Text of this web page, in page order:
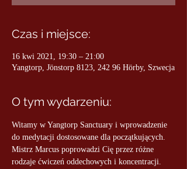
Czas i miejsce:
16 kwi 2021, 19:30 – 21:00
Yangtorp, Jönstorp 8123, 242 96 Hörby, Szwecja
O tym wydarzeniu:
Witamy w Yangtorp Sanctuary i wprowadzenie
do medytacji dostosowane dla początkujących.
Mistrz Marcus poprowadzi Cię przez różne
rodzaje ćwiczeń oddechowych i koncentracji.